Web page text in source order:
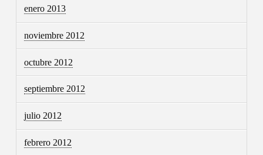
enero 2013
noviembre 2012
octubre 2012
septiembre 2012
julio 2012
febrero 2012